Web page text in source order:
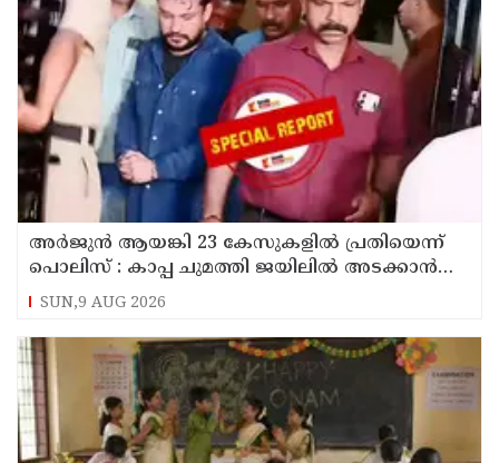
അര്‍ജുന്‍ ആയങ്കി 23 കേസുകളില്‍ പ്രതിയെന്ന്
പൊലിസ് : കാപ്പ ചുമത്തി ജയിലില്‍ അടക്കാന്‍
നീക്കം
SUN,9 AUG 2026